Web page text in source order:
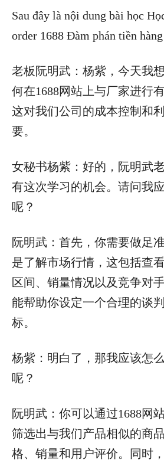
Sau đây là nội dung bài học
order 1688 Đàm phán tiền hàng
老板阮明武：杨紫，今天我
何在1688网站上与厂家进行
这对我们公司的成本控制和
要。
女秘书杨紫：好的，阮明武
有这次学习的机会。请问我
呢？
阮明武：首先，你需要做足
是了解市场行情，这包括查
区间、销量情况以及竞争对
能帮助你设定一个合理的谈
标。
杨紫：明白了，那我应该怎
呢？
阮明武：你可以通过1688网
筛选出与我们产品相似的商
格、销量和用户评价。同时